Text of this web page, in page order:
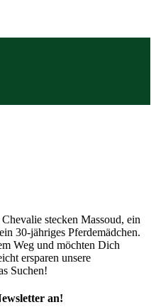
stecken Massoud, ein
30-jähriges Pferdemädchen.
Weg und möchten Dich
ersparen unsere
Suchen!
an!